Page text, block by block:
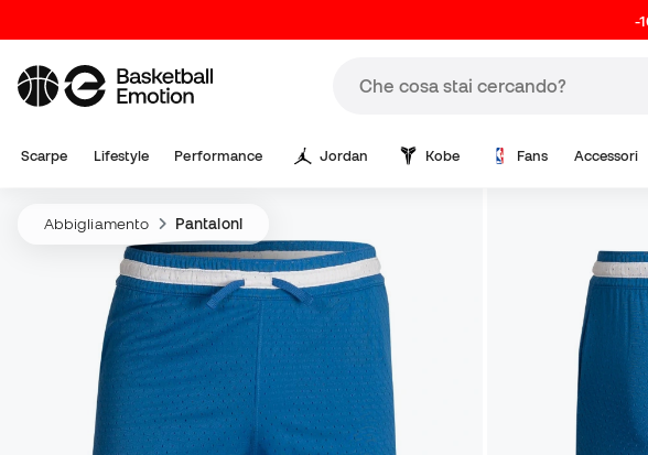
-
Scarpe Lifestyle Performance Jordan Kobe Fans Accessori
Abbigliamento Pantaloni